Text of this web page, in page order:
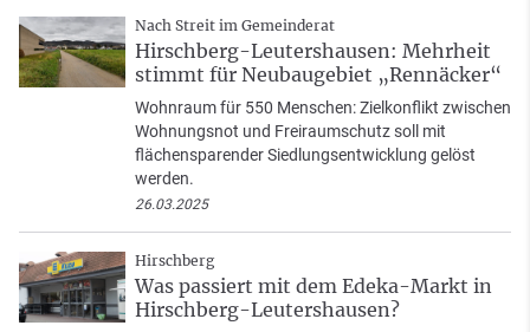
Nach Streit im Gemeinderat
Hirschberg-Leutershausen: Mehrheit
stimmt für Neubaugebiet „Rennäcker“
Wohnraum für 550 Menschen: Zielkonflikt zwischen
Wohnungsnot und Freiraumschutz soll mit
flächensparender Siedlungsentwicklung gelöst
werden.
26.03.2025
Hirschberg
Was passiert mit dem Edeka-Markt in
Hirschberg-Leutershausen?